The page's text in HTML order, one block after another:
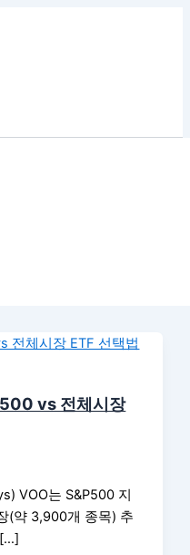
vs 전체시장
VOO는 S&P500 지
(약 3,900개 종목) 추
[…]